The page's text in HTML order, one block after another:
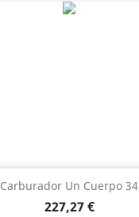
Carburador Un Cuerpo 34
Precio
227,27 €